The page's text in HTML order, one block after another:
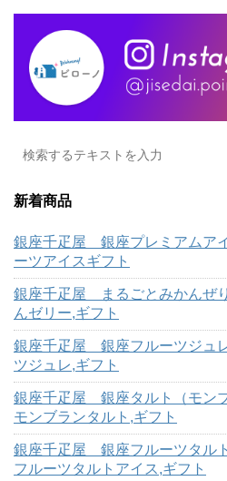
新着商品
銀座千疋屋 銀座プレミアムア
ーツアイスギフト
銀座千疋屋 まるごとみかんぜ
んゼリー,ギフト
銀座千疋屋 銀座フルーツジュ
ツジュレ,ギフト
銀座千疋屋 銀座タルト（モン
モンブランタルト,ギフト
銀座千疋屋 銀座フルーツタル
フルーツタルトアイス,ギフト